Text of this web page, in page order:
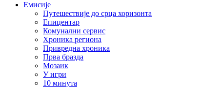
Емисије
Путешествије до срца хоризонта
Епицентар
Комунални сервис
Хроника региона
Привредна хроника
Прва бразда
Мозаик
У игри
10 минута